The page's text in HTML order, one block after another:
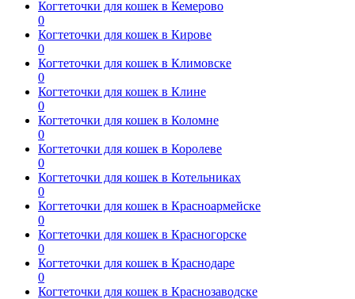
Когтеточки для кошек в Кемерово
0
Когтеточки для кошек в Кирове
0
Когтеточки для кошек в Климовске
0
Когтеточки для кошек в Клине
0
Когтеточки для кошек в Коломне
0
Когтеточки для кошек в Королеве
0
Когтеточки для кошек в Котельниках
0
Когтеточки для кошек в Красноармейске
0
Когтеточки для кошек в Красногорске
0
Когтеточки для кошек в Краснодаре
0
Когтеточки для кошек в Краснозаводске